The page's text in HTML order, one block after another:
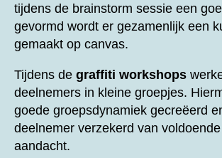
tijdens de brainstorm sessie een
gevormd wordt er gezamenlijk een
gemaakt op canvas.
Tijdens de graffiti workshops
deelnemers in kleine groepjes.
goede groepsdynamiek gecreëerd
deelnemer verzekerd van
aandacht.